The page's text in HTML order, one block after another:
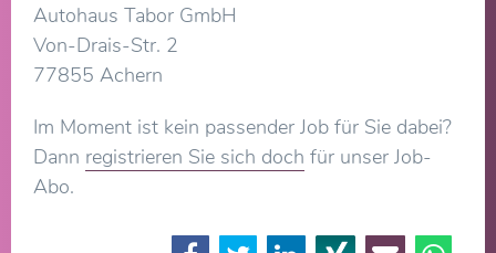
Autohaus Tabor GmbH
Von-Drais-Str. 2
77855 Achern
Im Moment ist kein passender Job für Sie dabei?
Dann registrieren Sie sich doch für unser Job-
Abo.